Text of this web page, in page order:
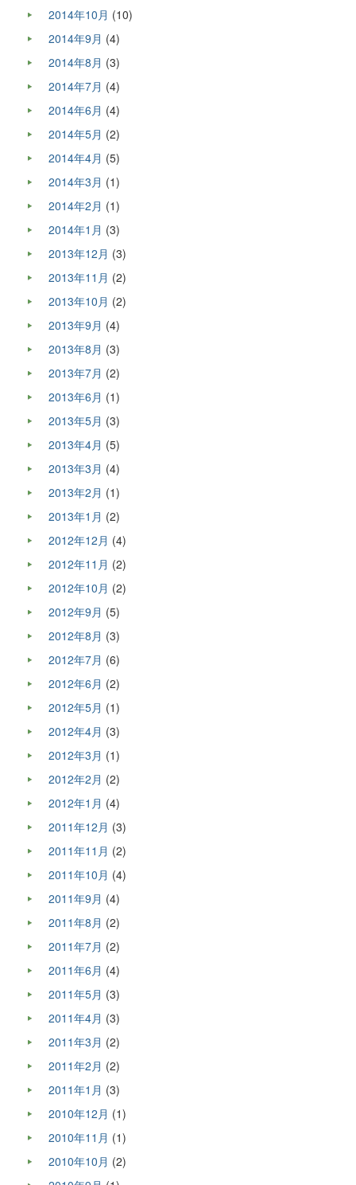
2014年10月 (10)
2014年9月 (4)
2014年8月 (3)
2014年7月 (4)
2014年6月 (4)
2014年5月 (2)
2014年4月 (5)
2014年3月 (1)
2014年2月 (1)
2014年1月 (3)
2013年12月 (3)
2013年11月 (2)
2013年10月 (2)
2013年9月 (4)
2013年8月 (3)
2013年7月 (2)
2013年6月 (1)
2013年5月 (3)
2013年4月 (5)
2013年3月 (4)
2013年2月 (1)
2013年1月 (2)
2012年12月 (4)
2012年11月 (2)
2012年10月 (2)
2012年9月 (5)
2012年8月 (3)
2012年7月 (6)
2012年6月 (2)
2012年5月 (1)
2012年4月 (3)
2012年3月 (1)
2012年2月 (2)
2012年1月 (4)
2011年12月 (3)
2011年11月 (2)
2011年10月 (4)
2011年9月 (4)
2011年8月 (2)
2011年7月 (2)
2011年6月 (4)
2011年5月 (3)
2011年4月 (3)
2011年3月 (2)
2011年2月 (2)
2011年1月 (3)
2010年12月 (1)
2010年11月 (1)
2010年10月 (2)